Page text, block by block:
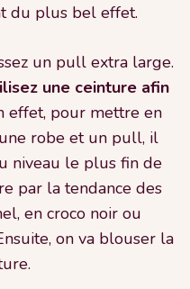
du plus bel effet.
un pull extra large.
une ceinture afin
effet, pour mettre en
robe et un pull, il
niveau le plus fin de
par la tendance des
en croco noir ou
on va blouser la